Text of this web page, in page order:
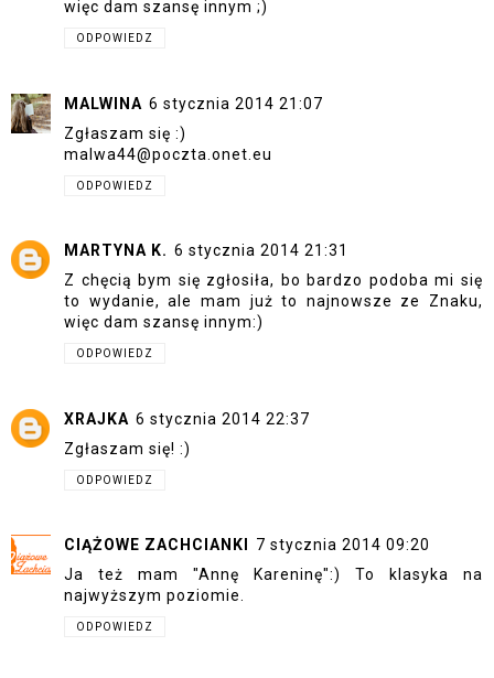
więc dam szansę innym ;)
ODPOWIEDZ
MALWINA 6 stycznia 2014 21:07
Zgłaszam się :)
malwa44@poczta.onet.eu
ODPOWIEDZ
MARTYNA K. 6 stycznia 2014 21:31
Z chęcią bym się zgłosiła, bo bardzo podoba mi się
to wydanie, ale mam już to najnowsze ze Znaku,
więc dam szansę innym:)
ODPOWIEDZ
XRAJKA 6 stycznia 2014 22:37
Zgłaszam się! :)
ODPOWIEDZ
CIĄŻOWE ZACHCIANKI
7 stycznia 2014 09:20
Ja też mam "Annę Kareninę":) To klasyka na
najwyższym poziomie.
ODPOWIEDZ